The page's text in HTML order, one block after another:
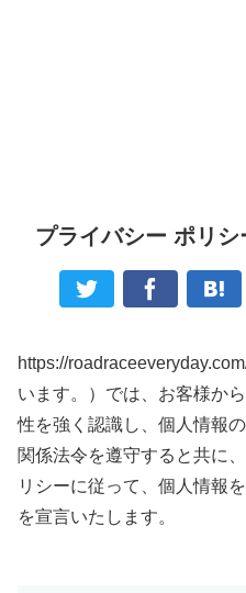
プライバシー ポリシ
https://
います。）では、お客様か
性を強く認識し、個人情報
関係法令を遵守すると共に
リシーに従って、個人情報
を宣言いたします。